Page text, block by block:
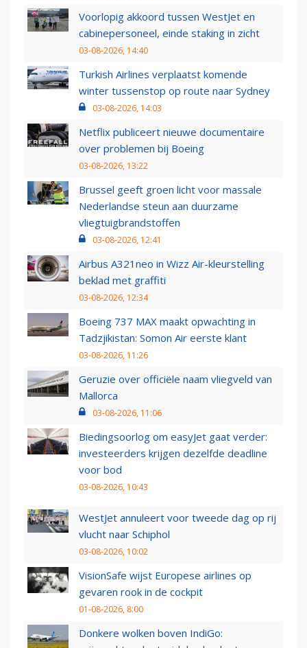
Voorlopig akkoord tussen WestJet en
cabinepersoneel, einde staking in zicht
03-08-2026, 14:40
Turkish Airlines verplaatst komende
winter tussenstop op route naar Sydney
03-08-2026, 14:03
Netflix publiceert nieuwe documentaire
over problemen bij Boeing
03-08-2026, 13:22
Brussel geeft groen licht voor massale
Nederlandse steun aan duurzame
vliegtuigbrandstoffen
03-08-2026, 12:41
Airbus A321neo in Wizz Air-kleurstelling
beklad met graffiti
03-08-2026, 12:34
Boeing 737 MAX maakt opwachting in
Tadzjikistan: Somon Air eerste klant
03-08-2026, 11:26
Geruzie over officiële naam vliegveld van
Mallorca
03-08-2026, 11:06
Biedingsoorlog om easyJet gaat verder:
investeerders krijgen dezelfde deadline
voor bod
03-08-2026, 10:43
WestJet annuleert voor tweede dag op rij
vlucht naar Schiphol
03-08-2026, 10:02
VisionSafe wijst Europese airlines op
gevaren rook in de cockpit
01-08-2026, 8:00
Donkere wolken boven IndiGo: